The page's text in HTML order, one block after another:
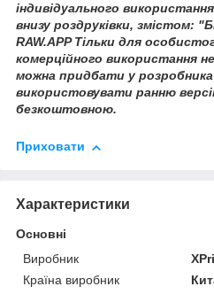
індивідуального
внизу роздруківки,
RAW.APP Тільки для
комерційного використання
можна придбати у
використовувати ранню
безкоштовною.
Приховати
Характеристики
Основні
Виробник
Країна виробник